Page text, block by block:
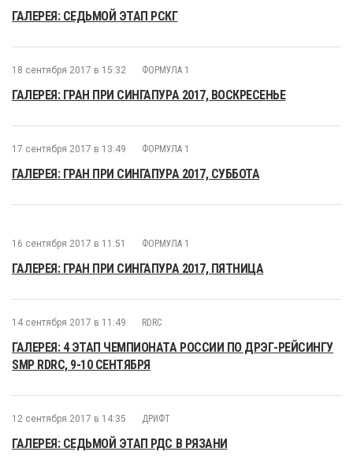
ГАЛЕРЕЯ: СЕДЬМОЙ ЭТАП РСКГ
18 сентября 2017 в 15:32 ФОРМУЛА 1
ГАЛЕРЕЯ: ГРАН ПРИ СИНГАПУРА 2017, ВОСКРЕСЕНЬЕ
17 сентября 2017 в 13:49 ФОРМУЛА 1
ГАЛЕРЕЯ: ГРАН ПРИ СИНГАПУРА 2017, СУББОТА
16 сентября 2017 в 11:51 ФОРМУЛА 1
ГАЛЕРЕЯ: ГРАН ПРИ СИНГАПУРА 2017, ПЯТНИЦА
14 сентября 2017 в 11:49 RDRC
ГАЛЕРЕЯ: 4 ЭТАП ЧЕМПИОНАТА РОССИИ ПО ДРЭГ-РЕЙСИНГУ
SMP RDRC, 9-10 СЕНТЯБРЯ
12 сентября 2017 в 14:35 ДРИФТ
ГАЛЕРЕЯ: СЕДЬМОЙ ЭТАП РДС В РЯЗАНИ